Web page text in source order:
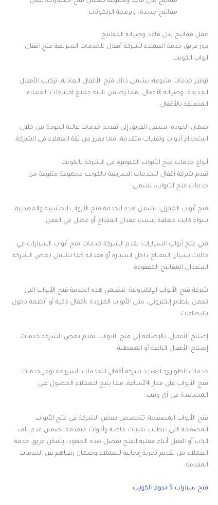
مفاتيح جديدة، وبرمجة الريموتات.
عمل مفاتيح بدل فاقد وصيانة المفاتيح
دور فريق خدمة العملاء لشركة أقفال للخدمات السريعة فتح اقفال
ابواب الكويت
توفير خدمات متنوعة: يشمل ذلك فتح الأقفال العادية، تركيب الأقفال
الجديدة، وصيانة الأقفال، مما يضمن تلبية جميع احتياجات العملاء
المتعلقة بالأقفال.
ضمان الجودة: يسعى الفريق إلى تقديم خدمات عالية الجودة من خلال
استخدام أدوات وتقنيات متقدمة، مما يعزز من ثقة العملاء في الشركة.
أنواع خدمات فتح الأبواب المتوفرة في الشركة بالكويت
تقدم شركة أقفال للخدمات السريعة بالكويت مجموعة متنوعة من
خدمات فتح الأبواب، تشمل:
فتح أبواب المنازل: تشمل هذه الخدمة فتح الأبواب الخشبية والمعدنية،
سواء كانت مغلقة بسبب فقدان المفتاح أو عطل في القفل.
فني فتح أبواب السيارات: تقدم الشركة خدمات فتح أبواب السيارات في
حالات نسيان المفتاح داخل السيارة أو فقدانه كما تشمل بعض الشركة
استبدال المفاتيح المفقودة.
شركة فتح الأبواب الإلكترونية: تتضمن هذه الخدمة فتح الأبواب التي
تعمل بنظام إلكتروني، مثل الأبواب المزودة بأقفال ذكية أو أنظمة دخول
بالبطاقات.
إصلاح الأقفال: بالإضافة إلى فتح الأبواب، تقدم بعض الشركة خدمات
إصلاح الأقفال التالفة أو المعطلة.
خدمات الطوارئ: العديد شركة أقفال للخدمات السريعة توفر خدمات
فتح الأبواب على مدار 24ساعة، مما يتيح للعملاء الحصول على
المساعدة في أي وقت.
فتح الأبواب المصفحة: تتخصص بعض الشركة في فتح الأبواب
المصفحة التي تتطلب تقنيات خاصة وأدوات متقدمة لضمان عدم تلف
الباب أو القفل أثناء عملية الفتح بفضل هذه الجهود، يتمكن فريق خدمة
العملاء من تقديم تجربة إيجابية للعملاء وضمان رضاهم عن الخدمات
المقدمة.
فتح سيارات 5 نجوم الكويت